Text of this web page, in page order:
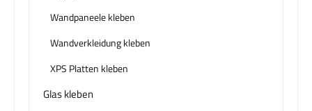
Wandpaneele kleben
Wandverkleidung kleben
XPS Platten kleben
Glas kleben